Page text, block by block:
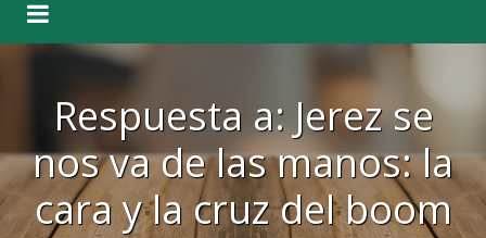
Respuesta a: Jerez se
nos va de las manos: la
cara y la cruz del boom